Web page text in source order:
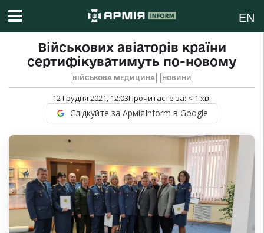
EN
Військових авіаторів країни
сертифікуватимуть по-новому
ВІЙСЬКОВА МЕДИЦИНА НОВИНИ
12 Грудня 2021, 12:03Прочитаєте за: < 1 хв.
Слідкуйте за АрміяInform в Google